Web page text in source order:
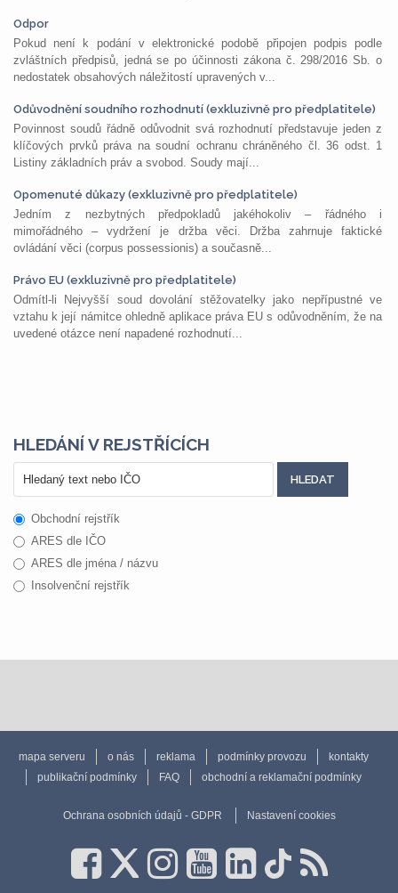
Odpor
Pokud není k podání v elektronické podobě připojen podpis podle
zvláštních předpisů, jedná se po účinnosti zákona č. 298/2016 Sb. o
nedostatek obsahových náležitostí upravených v...
Odůvodnění soudního rozhodnutí (exkluzivně pro předplatitele)
Povinnost soudů řádně odůvodnit svá rozhodnutí představuje jeden z
klíčových prvků práva na soudní ochranu chráněného čl. 36 odst. 1
Listiny základních práv a svobod. Soudy mají...
Opomenuté důkazy (exkluzivně pro předplatitele)
Jedním z nezbytných předpokladů jakéhokoliv – řádného i
mimořádného – vydržení je držba věci. Držba zahrnuje faktické
ovládání věci (corpus possessionis) a současně...
Právo EU (exkluzivně pro předplatitele)
Odmítl-li Nejvyšší soud dovolání stěžovatelky jako nepřípustné ve
vztahu k její námitce ohledně aplikace práva EU s odůvodněním, že na
uvedené otázce není napadené rozhodnutí...
HLEDÁNÍ V REJSTŘÍCÍCH
Obchodní rejstřík
ARES dle IČO
ARES dle jména / názvu
Insolvenční rejstřík
mapa serveru o nás reklama podmínky provozu
kontakty
publikační podmínky
FAQ obchodní a reklamační podmínky
Ochrana osobních údajů - GDPR Nastavení cookies